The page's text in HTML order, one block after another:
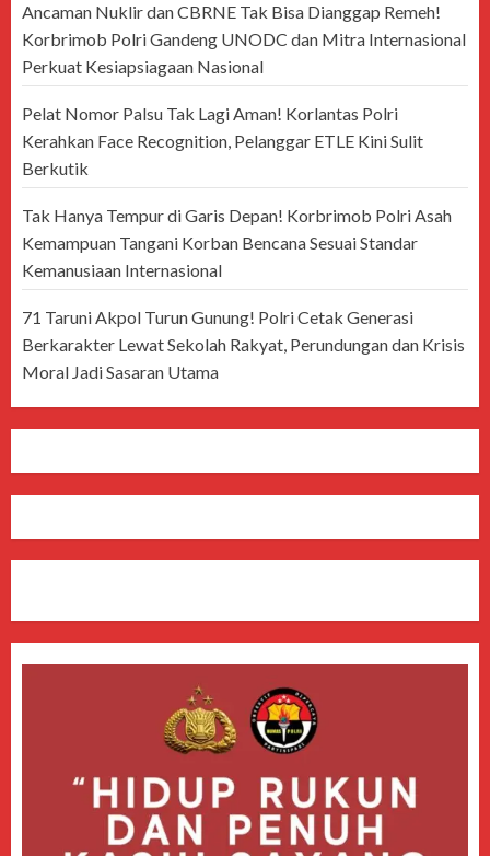
Ancaman Nuklir dan CBRNE Tak Bisa Dianggap Remeh!
Korbrimob Polri Gandeng UNODC dan Mitra Internasional
Perkuat Kesiapsiagaan Nasional
Pelat Nomor Palsu Tak Lagi Aman! Korlantas Polri
Kerahkan Face Recognition, Pelanggar ETLE Kini Sulit
Berkutik
Tak Hanya Tempur di Garis Depan! Korbrimob Polri Asah
Kemampuan Tangani Korban Bencana Sesuai Standar
Kemanusiaan Internasional
71 Taruni Akpol Turun Gunung! Polri Cetak Generasi
Berkarakter Lewat Sekolah Rakyat, Perundungan dan Krisis
Moral Jadi Sasaran Utama